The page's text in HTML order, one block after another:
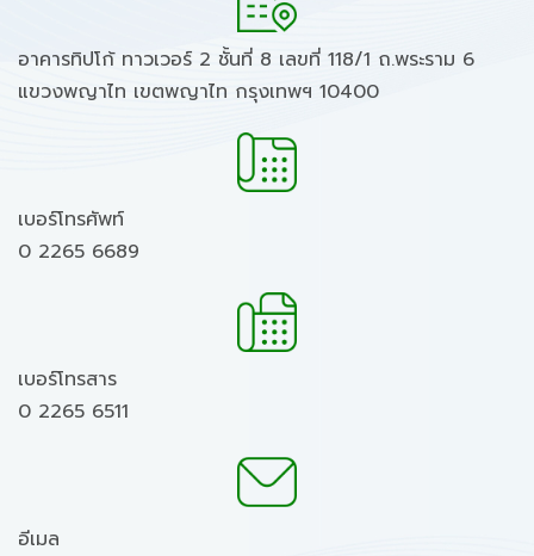
อาคารทิปโก้ ทาวเวอร์ 2 ชั้นที่ 8 เลขที่ 118/1 ถ.พระราม 6
แขวงพญาไท เขตพญาไท กรุงเทพฯ 10400
เบอร์โทรศัพท์
0 2265 6689
เบอร์โทรสาร
0 2265 6511
อีเมล